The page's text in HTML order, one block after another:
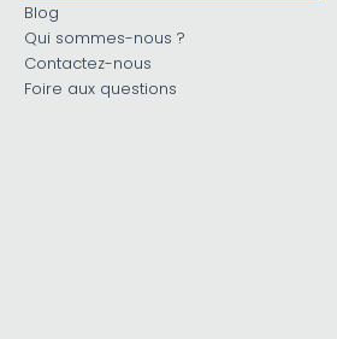
Blog
Qui sommes-nous ?
Contactez-nous
Foire aux questions